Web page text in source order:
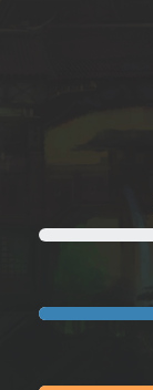
0% Complete
94 Livello medio